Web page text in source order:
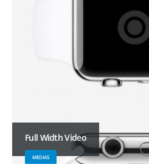
Full Width Video
MEDIAS